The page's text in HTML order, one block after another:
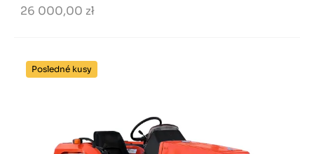
26 000,00 zł
Posledné kusy